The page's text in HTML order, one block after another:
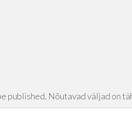
published. Nõutavad väljad on